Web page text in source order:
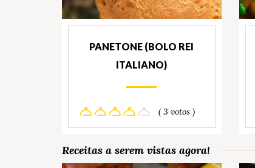
PANETONE (BOLO REI
ITALIANO)
( 3 votos )
Receitas a serem vistas agora!